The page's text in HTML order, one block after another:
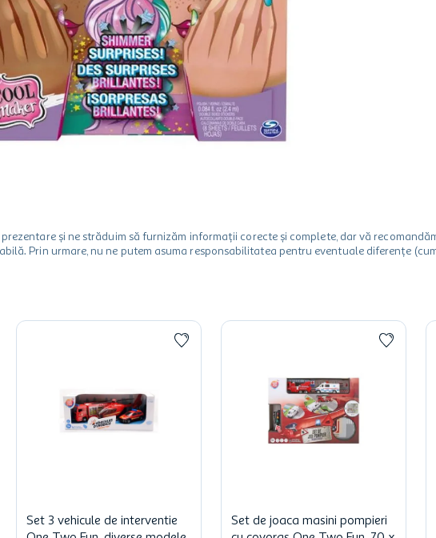
și ne străduim să furnizăm informații corecte și complete, dar vă
Prin urmare, nu ne putem asuma responsabilitatea pentru eventuale diferențe
Set 3 vehicule de interventie
Set de joaca masini pompieri